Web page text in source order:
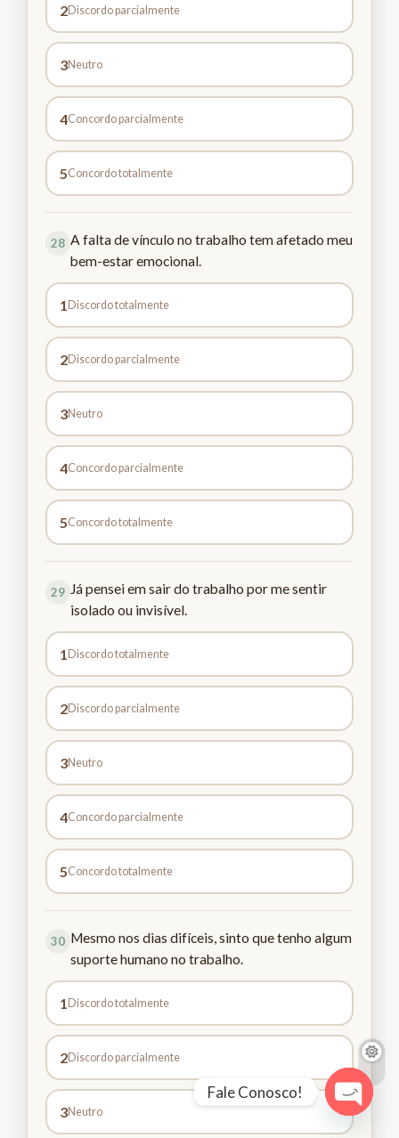
2Discordo parcialmente
3Neutro
4Concordo parcialmente
5Concordo totalmente
28 A falta de vínculo no trabalho tem afetado meu
bem-estar emocional.
1 Discordo totalmente
2Discordo parcialmente
3Neutro
4Concordo parcialmente
5Concordo totalmente
29 Já pensei em sair do trabalho por me sentir
isolado ou invisível.
1 Discordo totalmente
2Discordo parcialmente
3Neutro
4Concordo parcialmente
5Concordo totalmente
30 Mesmo nos dias difíceis, sinto que tenho algum
suporte humano no trabalho.
1 Discordo totalmente
2Discordo parcialmente
3Neutro
Fale Conosco!
Open